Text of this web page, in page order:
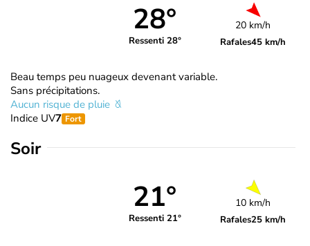
28°
Ressenti 28°
20 km/h
Rafales45 km/h
Beau temps peu nuageux devenant variable.
Sans précipitations.
Aucun risque de pluie
Indice UV7 Fort
Soir
21°
Ressenti 21°
10 km/h
Rafales25 km/h